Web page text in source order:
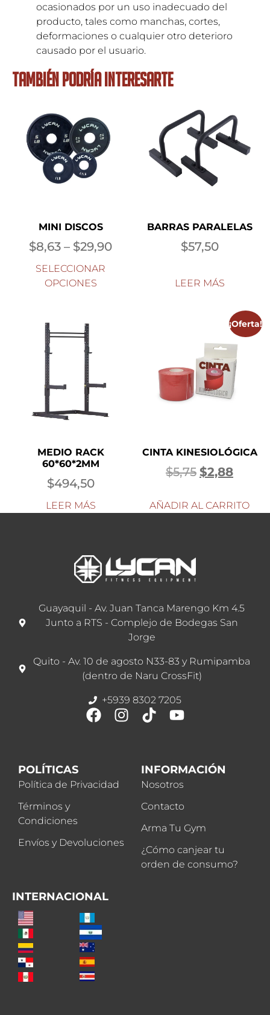
ocasionados por un uso inadecuado del
producto, tales como manchas, cortes,
deformaciones o cualquier otro deterioro
causado por el usuario.
TAMBIÉN PODRÍA INTERESARTE
MINI DISCOS
$8,63 – $29,90
SELECCIONAR
OPCIONES
BARRAS PARALELAS
$57,50
LEER MÁS
MEDIO RACK
60*60*2MM
$494,50
LEER MÁS
¡Oferta!
CINTA KINESIOLÓGICA
$5,75 $2,88
AÑADIR AL CARRITO
Guayaquil - Av. Juan Tanca Marengo Km 4.5
Junto a RTS - Complejo de Bodegas San
Jorge
Quito - Av. 10 de agosto N33-83 y Rumipamba
(dentro de Naru CrossFit)
+5939 8302 7205
POLÍTICAS
Política de Privacidad
Términos y
Condiciones
Envíos y Devoluciones
INFORMACIÓN
Nosotros
Contacto
Arma Tu Gym
¿Cómo canjear tu
orden de consumo?
INTERNACIONAL